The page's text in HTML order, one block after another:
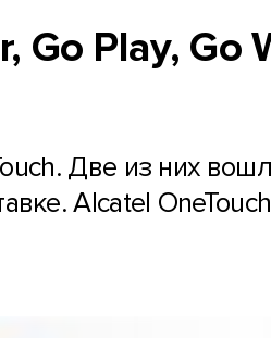
Go Play, Go
Две из них
Alcatel